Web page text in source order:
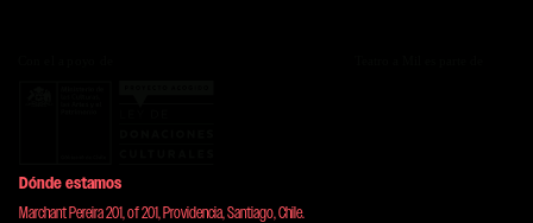
Dónde estamos
Marchant Pereira 201, of 201, Providencia, Santiago, Chile.